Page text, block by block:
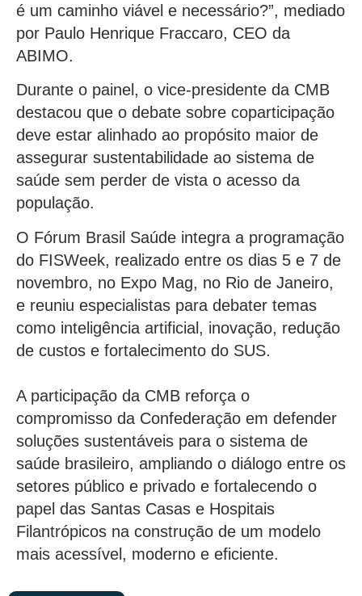
é um caminho viável e necessário?”, mediado
por Paulo Henrique Fraccaro, CEO da
ABIMO.
Durante o painel, o vice-presidente da CMB
destacou que o debate sobre coparticipação
deve estar alinhado ao propósito maior de
assegurar sustentabilidade ao sistema de
saúde sem perder de vista o acesso da
população.
O Fórum Brasil Saúde integra a programação
do FISWeek, realizado entre os dias 5 e 7 de
novembro, no Expo Mag, no Rio de Janeiro,
e reuniu especialistas para debater temas
como inteligência artificial, inovação, redução
de custos e fortalecimento do SUS.
A participação da CMB reforça o
compromisso da Confederação em defender
soluções sustentáveis para o sistema de
saúde brasileiro, ampliando o diálogo entre os
setores público e privado e fortalecendo o
papel das Santas Casas e Hospitais
Filantrópicos na construção de um modelo
mais acessível, moderno e eficiente.